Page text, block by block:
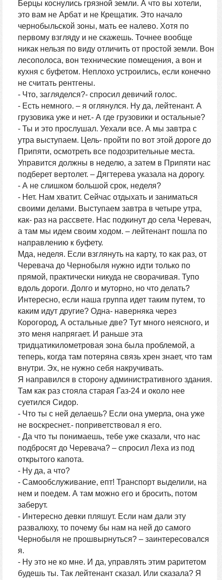
Берцы коснулись грязной земли. А что вы хотели,
это вам не Арбат и не Крещатик. Это начало
чернобыльской зоны, мать ее налево. Хотя по
первому взгляду и не скажешь. Точнее вообще
никак нельзя по виду отличить от простой земли. Вон
лесополоса, вон технические помещения, а вон и
кухня с буфетом. Неплохо устроились, если конечно
не считать рентгены.
- Что, загляделся?- спросил девичий голос.
- Есть немного. – я оглянулся. Ну да, лейтенант. А
грузовика уже и нет.- А где грузовики и остальные?
- Ты и это прослушал. Уехали все. А мы завтра с
утра выступаем. Цель- пройти по вот этой дороге до
Припяти, осмотреть все подозрительные места.
Управится должны в неделю, а затем в Припяти нас
подберет вертолет. – Дягтерева указала на дорогу.
- А не слишком большой срок, неделя?
- Нет. Нам хватит. Сейчас отдыхать и заниматься
своими делами. Выступаем завтра в четыре утра,
как- раз на рассвете. Нас подкинут до села Черевач,
а там мы идем своим ходом. – лейтенант пошла по
направлению к буфету.
Мда, неделя. Если взглянуть на карту, то как раз, от
Черевача до Чернобыля нужно идти только по
прямой, практически никуда не сворачивая. Тупо
вдоль дороги. Долго и муторно, но что делать?
Интересно, если наша группа идет таким путем, то
каким идут другие? Одна- наверняка через
Корогород, А остальные две? Тут много неясного, и
это меня напрягает. И раньше эта
тридцатикилометровая зона была проблемой, а
теперь, когда там потеряна связь хрен знает, что там
внутри. Эх, не нужно себя накручивать.
Я направился в сторону административного здания.
Там как раз стояла старая Газ-24 и около нее
суетился Сидор.
- Что ты с ней делаешь? Если она умерла, она уже
не воскреснет.- поприветствовал я его.
- Да что ты понимаешь, тебе уже сказали, что нас
подбросят до Черевача? – спросил Леха из под
открытого капота.
- Ну да, а что?
- Самообслуживание, епт! Транспорт выделили, на
нем и поедем. А там можно его и бросить, потом
заберут.
- Интересно девки пляшут. Если нам дали эту
развалюху, то почему бы нам на ней до самого
Чернобыля не прошвырнуться? – заинтересовался
я.
- Ну это не ко мне. И да, управлять этим раритетом
будешь ты. Так лейтенант сказал. Или сказала? Я